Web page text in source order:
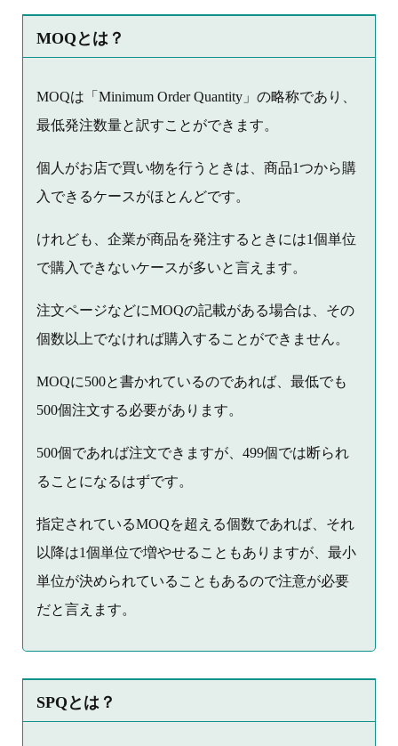
MOQとは？
MOQは「Minimum Order Quantity」の略称であり、
最低発注数量と訳すことができます。
個人がお店で買い物を行うときは、商品1つから購
入できるケースがほとんどです。
けれども、企業が商品を発注するときには1個単位
で購入できないケースが多いと言えます。
注文ページなどにMOQの記載がある場合は、その
個数以上でなければ購入することができません。
MOQに500と書かれているのであれば、最低でも
500個注文する必要があります。
500個であれば注文できますが、499個では断られ
ることになるはずです。
指定されているMOQを超える個数であれば、それ
以降は1個単位で増やせることもありますが、最小
単位が決められていることもあるので注意が必要
だと言えます。
SPQとは？